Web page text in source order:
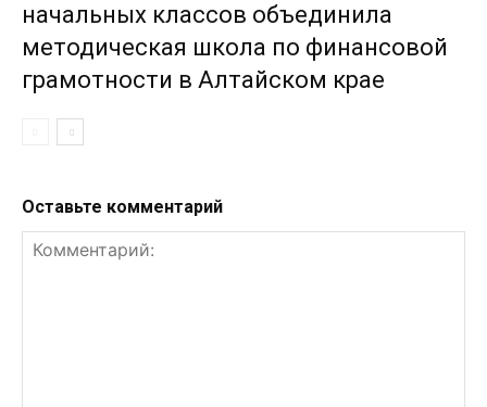
начальных классов объединила
методическая школа по финансовой
грамотности в Алтайском крае
Оставьте комментарий